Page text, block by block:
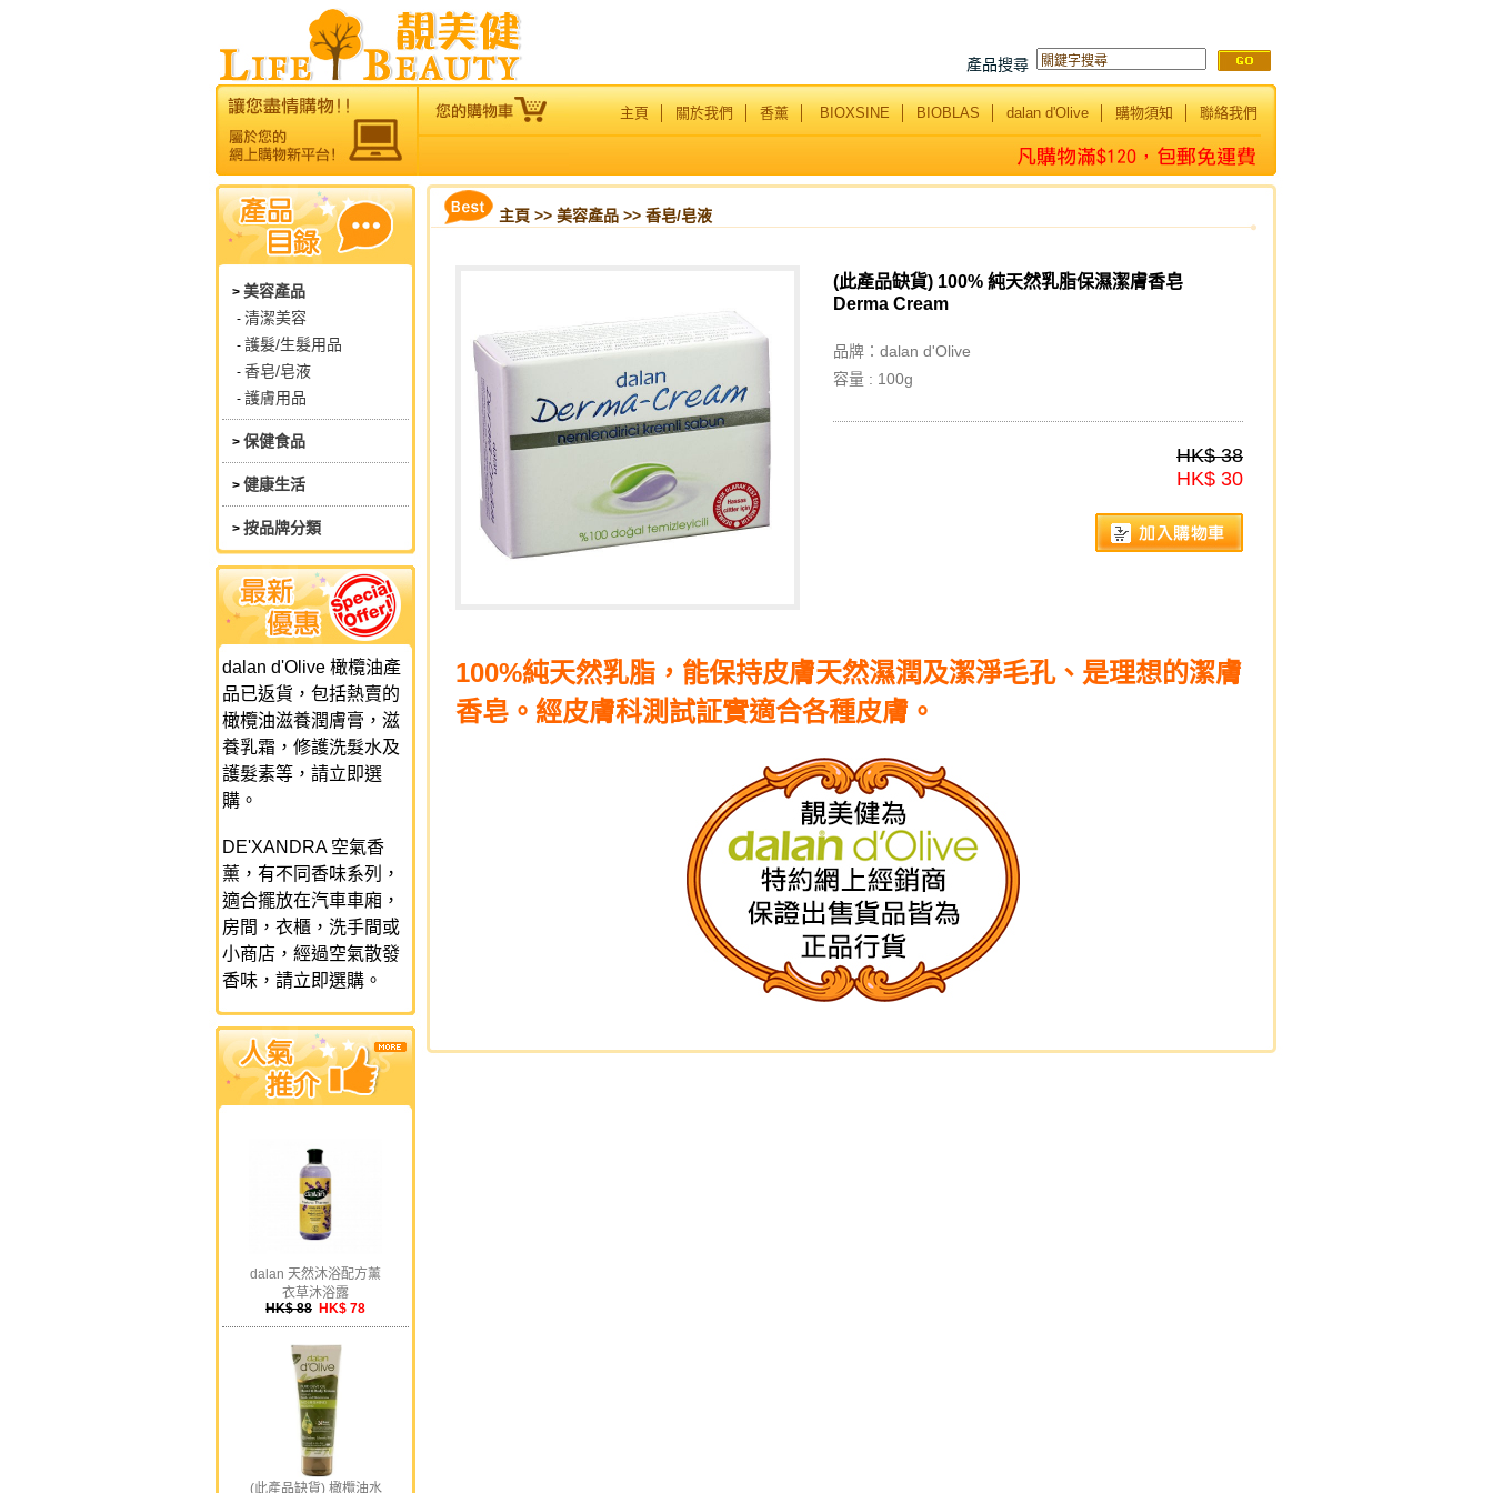
產品搜尋
主頁│關於我們│香薰│ BIOXSINE│BIOBLAS│dalan d'Olive│購物須知│聯絡我們
> 美容產品
- 清潔美容
- 護髮/生髮用品
- 香皂/皂液
- 護膚用品
> 保健食品
> 健康生活
> 按品牌分類
dalan d'Olive 橄欖油產
品已返貨，包括熱賣的
橄欖油滋養潤膚膏，滋
養乳霜，修護洗髮水及
護髮素等，請立即選
購。
DE'XANDRA 空氣香
薰，有不同香味系列，
適合擺放在汽車車廂，
房間，衣櫃，洗手間或
小商店，經過空氣散發
香味，請立即選購。
dalan 天然沐浴配方薰
衣草沐浴露
HK$ 88 HK$ 78
(此產品缺貨) 橄欖油水
主頁 >> 美容產品 >> 香皂/皂液
(此產品缺貨) 100% 純天然乳脂保濕潔膚香皂
Derma Cream
品牌： dalan d'Olive
容量 : 100g
HK$ 38
HK$ 30
100%純天然乳脂，能保持皮膚天然濕潤及潔淨毛孔、是理想的潔膚
香皂。經皮膚科測試証實適合各種皮膚。